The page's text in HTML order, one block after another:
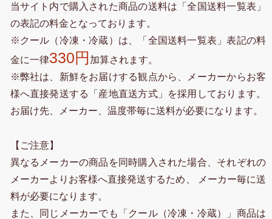
当サイト内で購入された商品の送料は「全国送料一覧表」
の表記の料金となっております。
※クール（冷凍・冷蔵）は、「全国送料一覧表」表記の料
金に一律330円 加算されます。
※弊社は、新鮮をお届けする観点から、メーカーからお客
様へ直接発送する「産地直送方式」を採用しております。
お届け先、メーカー、温度帯毎に送料が必要になります。
【ご注意】
異なるメーカーの商品を同時購入された場合、それぞれの
メーカーよりお客様へ直接発送するため、 メーカー毎に送
料が必要になります。
また、同じメーカーでも「クール（冷凍・冷蔵）」商品は